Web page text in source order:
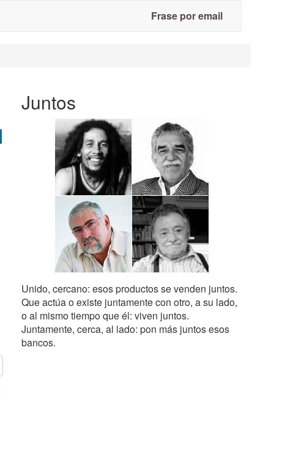
Frase por email
Juntos
Unido, cercano: esos productos se venden juntos.
Que actúa o existe juntamente con otro, a su lado,
o al mismo tiempo que él: viven juntos.
Juntamente, cerca, al lado: pon más juntos esos
bancos.